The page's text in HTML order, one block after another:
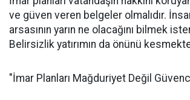
ve güven veren belgeler olmalıdır.
arsasının yarın ne olacağını bilmek
Belirsizlik yatırımın da önünü
"İmar Planları Mağduriyet Değil